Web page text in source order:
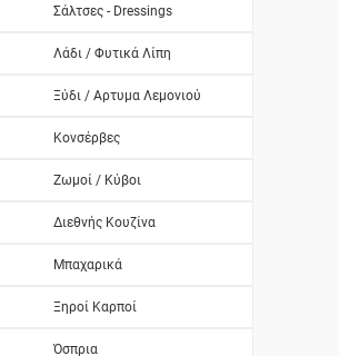
Σάλτσες - Dressings
Λάδι / Φυτικά Λίπη
Ξύδι / Αρτυμα Λεμονιού
Κονσέρβες
Ζωμοί / Κύβοι
Διεθνής Κουζίνα
Μπαχαρικά
Ξηροί Καρποί
Όσπρια